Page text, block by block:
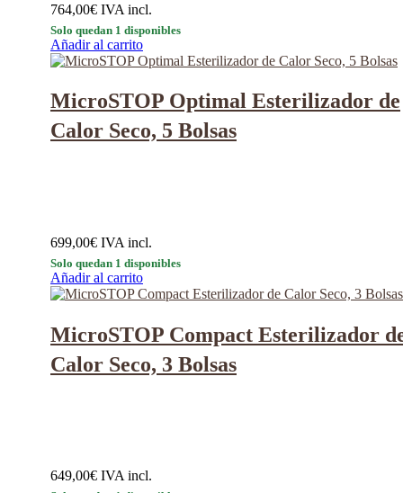
764,00€ IVA incl.
Solo quedan 1 disponibles
Añadir al carrito
MicroSTOP Optimal Esterilizador de
Calor Seco, 5 Bolsas
699,00€ IVA incl.
Solo quedan 1 disponibles
Añadir al carrito
MicroSTOP Compact Esterilizador
Calor Seco, 3 Bolsas
649,00€ IVA incl.